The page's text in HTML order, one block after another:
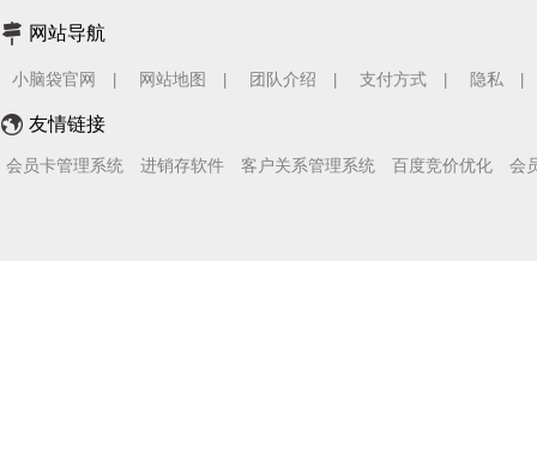
网站导航
小脑袋官网 网站地图 团队介绍 支付方式 隐私
友情链接
会员卡管理系统 进销存软件 客户关系管理系统 百度竞价优化 会